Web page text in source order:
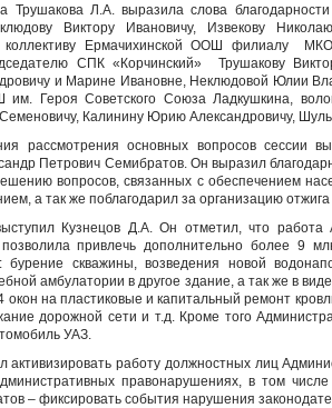
Трушакова Л.А. выразила слова
Виктору Ивановичу, Извекову
коллективу Ермачихинской ООШ филиалу
СПК «Корчинский» Трушакову
и Марине Ивановне, Неклюдовой Юлии
им. Героя Советского Союза Ладкушкина,
Калинину Юрию Александровичу,
рассмотрения основных вопросов сессии
Петрович Семибратов. Он выразил
вопросов, связанных с обеспечением
а так же поблагодарил за организацию
Кузнецов Д.А. Он отметил, что работа
привлечь дополнительно более 9
бурение скважины, возведения новой
амбулатории в другое здание, а так же в
окон на пластиковые и капитальный ремонт
дорожной сети и т.д. Кроме того
УАЗ.
активизировать работу должностных лиц
правонарушениях, в том числе
– фиксировать события нарушения